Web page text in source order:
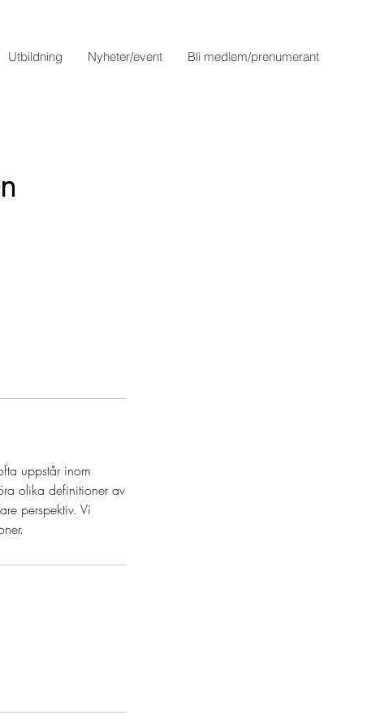
Utbildning Nyheter/event Bli medlem/prenumerant
uppstår inom
olika definitioner av
perspektiv. Vi